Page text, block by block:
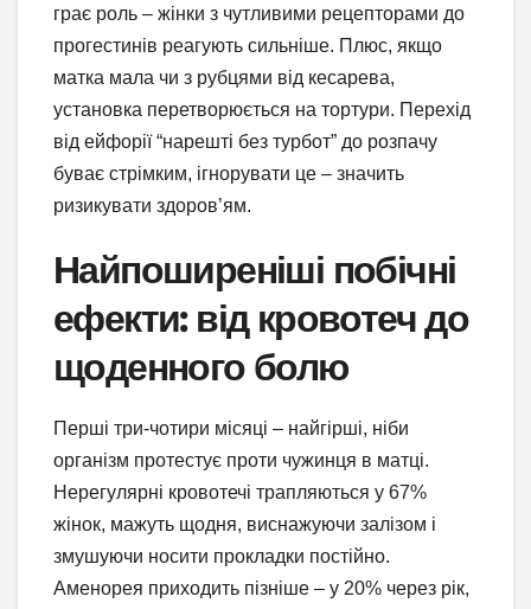
грає роль – жінки з чутливими рецепторами до
прогестинів реагують сильніше. Плюс, якщо
матка мала чи з рубцями від кесарева,
установка перетворюється на тортури. Перехід
від ейфорії “нарешті без турбот” до розпачу
буває стрімким, ігнорувати це – значить
ризикувати здоров’ям.
Найпоширеніші побічні
ефекти: від кровотеч до
щоденного болю
Перші три-чотири місяці – найгірші, ніби
організм протестує проти чужинця в матці.
Нерегулярні кровотечі трапляються у 67%
жінок, мажуть щодня, виснажуючи залізом і
змушуючи носити прокладки постійно.
Аменорея приходить пізніше – у 20% через рік,